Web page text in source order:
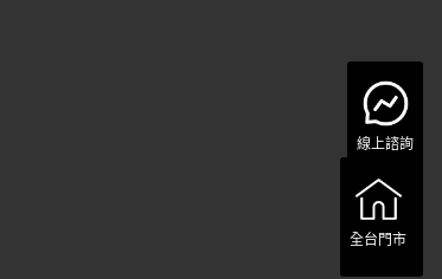
線上諮詢
全台門市
全台門市